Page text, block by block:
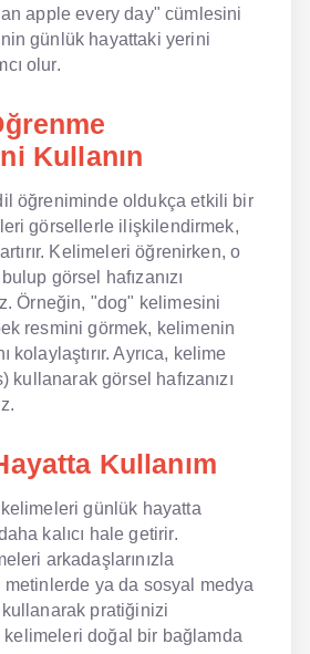
apple every day" cümlesini
günlük hayattaki yerini
olur.
Kullanın
öğreniminde oldukça etkili bir
görsellerle ilişkilendirmek,
artırır. Kelimeleri öğrenirken, o
görsel hafızanızı
Örneğin, "dog" kelimesini
resmini görmek, kelimenin
kolaylaştırır. Ayrıca, kelime
kullanarak görsel hafızanızı
Kullanım
günlük hayatta
kalıcı hale getirir.
arkadaşlarınızla
metinlerde ya da sosyal medya
kullanarak pratiğinizi
kelimeleri doğal bir bağlamda